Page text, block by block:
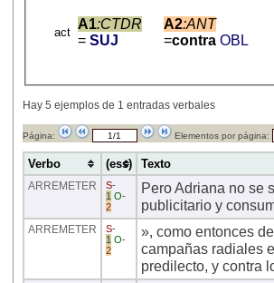
act
A1:CTDR
= SUJ
A2:ANT
=contra OBL
Hay 5 ejemplos de 1 entradas verbales
Página: Elementos por página:
Verbo (ess) Texto
ARREMETER S-
1 O-
2
Pero Adriana no se
publicitario y
ARREMETER S-
1 O-
2
», como entonces
campañas radiales
predilecto, y contra